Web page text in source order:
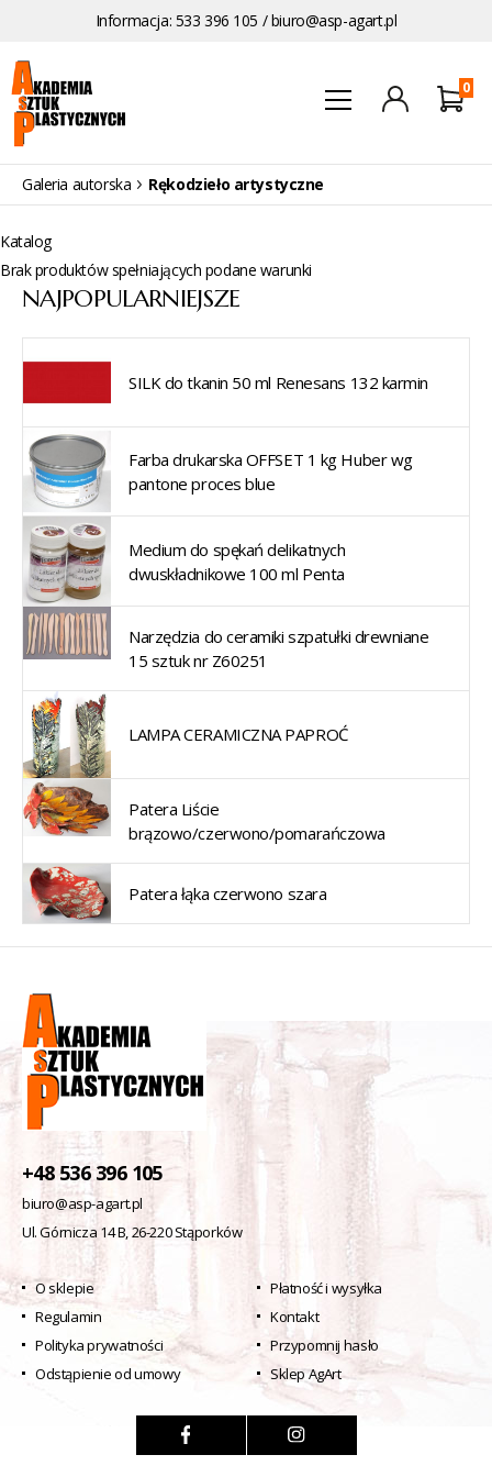
Informacja: 533 396 105 /biuro@asp-agart.pl
0
Galeria autorska Rękodzieło artystyczne
NAJPOPULARNIEJSZE
SILK do tkanin 50 ml Renesans 132 karmin
Farba drukarska OFFSET 1 kg Huber wg
pantone proces blue
Medium do spękań delikatnych
dwuskładnikowe 100 ml Penta
Narzędzia do ceramiki szpatułki drewniane
15 sztuk nr Z60251
LAMPA CERAMICZNA PAPROĆ
Patera Liście
brązowo/czerwono/pomarańczowa
Patera łąka czerwono szara
Katalog
Brak produktów spełniających podane warunki
+48 536 396 105
biuro@asp-agart.pl
Ul. Górnicza 14 B, 26-220 Stąporków
O sklepie
Regulamin
Polityka prywatności
Odstąpienie od umowy
Płatność i wysyłka
Kontakt
Przypomnij hasło
Sklep AgArt